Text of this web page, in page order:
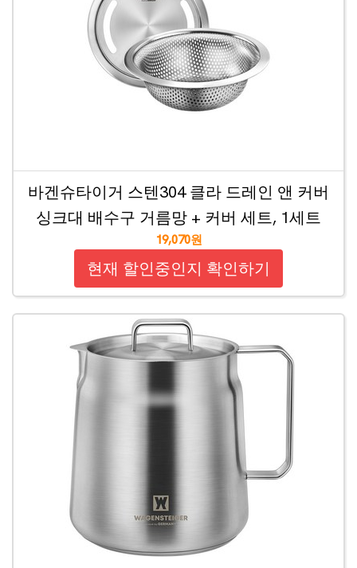
바겐슈타이거 스텐304 클라 드레인 앤 커버
싱크대 배수구 거름망 + 커버 세트, 1세트
19,070원
현재 할인중인지 확인하기